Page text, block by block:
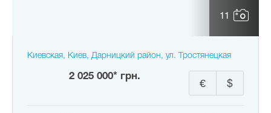
11
Киевская, Киев, Дарницкий район, ул. Тростянецкая
2 025 000* грн.
$
€